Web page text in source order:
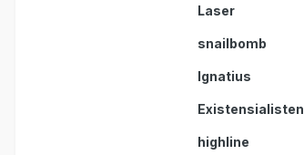
Laser
snailbomb
Ignatius
Existensialisten
highline